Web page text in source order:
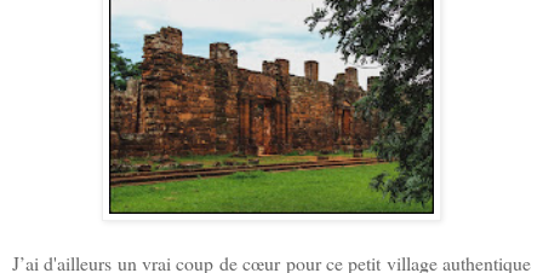
J’ai d'ailleurs un vrai coup de cœur pour ce petit village authentique